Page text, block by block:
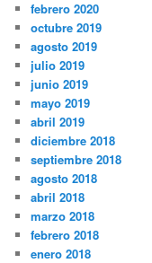
febrero 2020
octubre 2019
agosto 2019
julio 2019
junio 2019
mayo 2019
abril 2019
diciembre 2018
septiembre 2018
agosto 2018
abril 2018
marzo 2018
febrero 2018
enero 2018